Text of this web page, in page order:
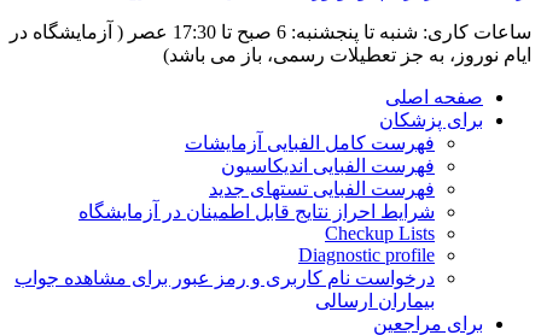
ساعات کاری: شنبه تا پنجشنبه: 6 صبح تا 17:30 عصر ( آزمایشگاه در
ایام نوروز، به جز تعطیلات رسمی، باز می باشد)
صفحه اصلی
برای پزشکان
فهرست کامل الفبایی آزمایشات
فهرست الفبایی اندیکاسیون
فهرست الفبایی تستهای جدید
شرایط احراز نتایج قابل اطمینان در آزمایشگاه
Checkup Lists
Diagnostic profile
درخواست نام کاربری و رمز عبور برای مشاهده جواب
بیماران ارسالی
برای مراجعین